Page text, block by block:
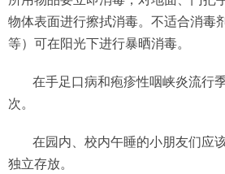
物体表面进行擦拭消毒。不适合消毒
等）可在阳光下进行暴晒消毒。
在手足口病和疱疹性咽峡炎流行
次。
在园内、校内午睡的小朋友们应
独立存放。